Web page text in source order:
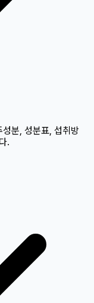
성분, 성분표, 섭취방
.